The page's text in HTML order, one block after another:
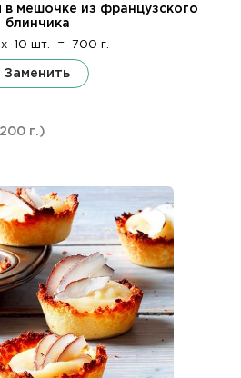
в мешочке из французского
блинчика
x 10 шт. = 700 г.
Заменить
г.)